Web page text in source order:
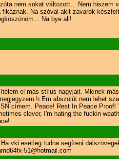
nem sokat változott... Nem hiszem
Na szóval akit zavarok
Na bye all!
el más stílus nagyjait. Mkinek
h Em abszolút nem lehet
címem. Peace! Rest In Peace
clever, I'm hating the fuckin
vki esetleg tudna segíteni
51@hotmail.com